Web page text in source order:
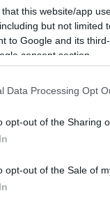
that this website/app
but not limited
to Google and its
consent section.
Data Processing Opt
opt-out of the Sharing
opt-out of the Sale of
Η
Βλαντή
ίδια ήταν
της και